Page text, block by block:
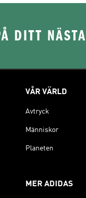
DITT
VÅR VÄRLD
Avtryck
Människor
Planeten
MER ADIDAS